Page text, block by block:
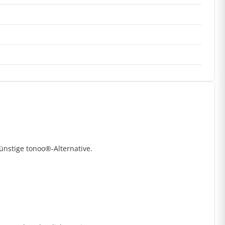
tonoo®-Alternative.